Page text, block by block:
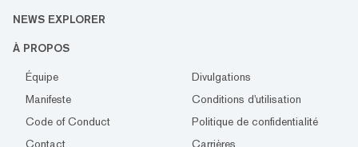
NEWS EXPLORER
À PROPOS
Équipe
Divulgations
Manifeste
Conditions d'utilisation
Code of Conduct
Politique de confidentialité
Contact
Carrières